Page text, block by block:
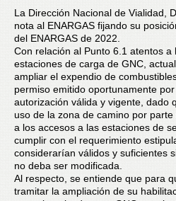
La Dirección Nacional de Vialidad,
nota al ENARGAS fijando su
del ENARGAS de 2022.
Con relación al Punto 6.1 atentos
estaciones de carga de GNC,
ampliar el expendio de
permiso emitido oportunamente
autorización válida y vigente, dado
uso de la zona de camino por
a los accesos a las estaciones de
cumplir con el requerimiento
considerarían válidos y suficientes
no deba ser modificada.
Al respecto, se entiende que para
tramitar la ampliación de su